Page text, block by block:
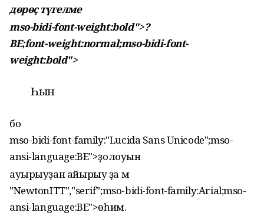
дөрөҫ түгелме
mso-bidi-font-weight:bold">?
BE;font-weight:normal;mso-bidi-font-
weight:bold">
Һын
бо
mso-bidi-font-family:"Lucida Sans Unicode";mso-
ansi-language:BE">ҙолоуын
ауырыуҙан айырыу ҙа м
"NewtonITT","serif";mso-bidi-font-family:Arial;mso-
ansi-language:BE">өһим.